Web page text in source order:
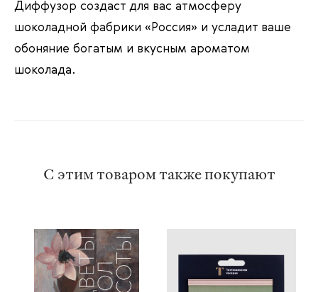
Диффузор создаст для вас атмосферу
шоколадной фабрики «Россия» и усладит ваше
обоняние богатым и вкусным ароматом
шоколада.
С этим товаром также покупают